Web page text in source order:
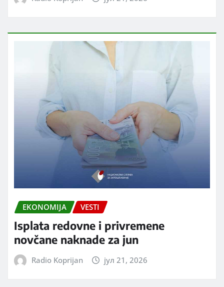
EKONOMIJA VESTI
Isplata redovne i privremene
novčane naknade za jun
Radio Koprijan јул 21, 2026